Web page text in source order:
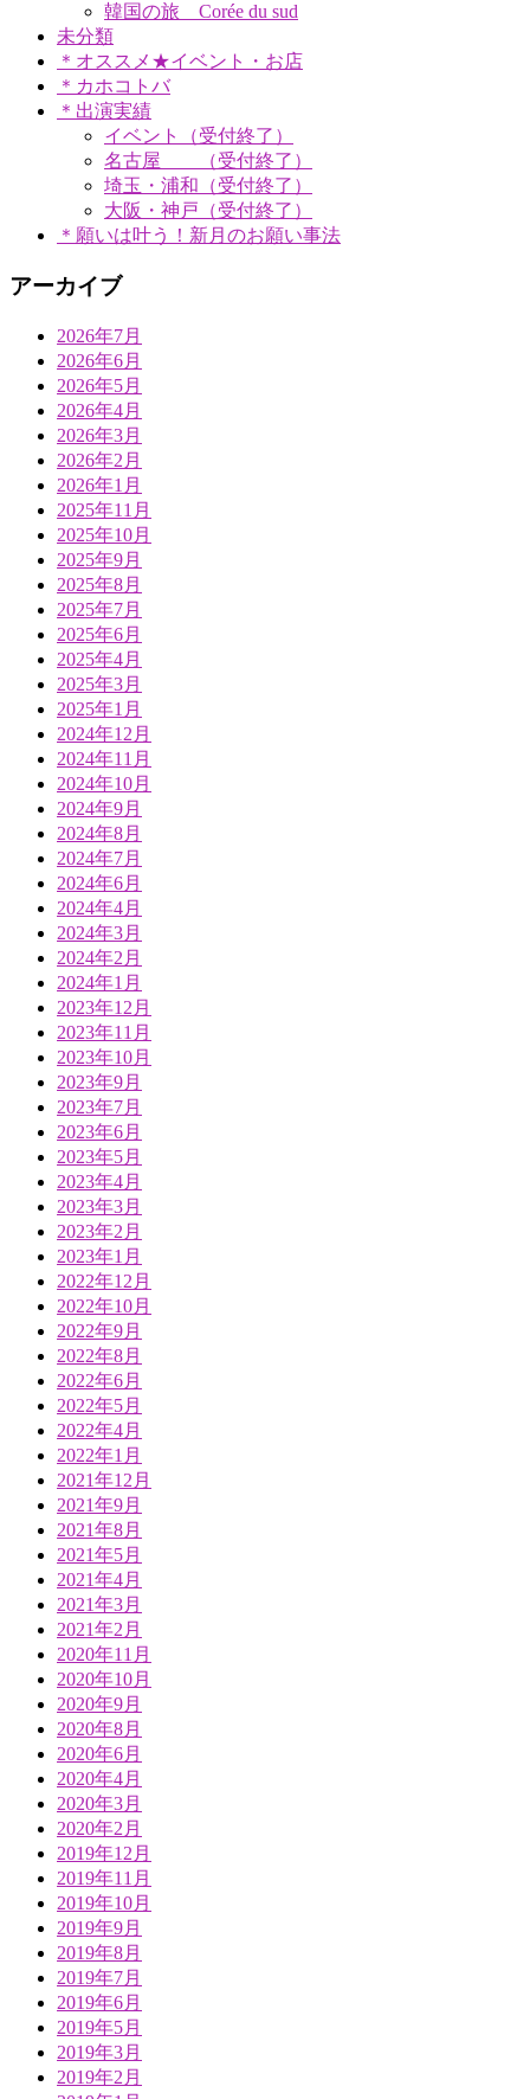
韓国の旅 Corée du sud
未分類
＊オススメ★イベント・お店
＊カホコトバ
＊出演実績
イベント（受付終了）
名古屋 （受付終了）
埼玉・浦和（受付終了）
大阪・神戸（受付終了）
＊願いは叶う！新月のお願い事法
アーカイブ
2026年7月
2026年6月
2026年5月
2026年4月
2026年3月
2026年2月
2026年1月
2025年11月
2025年10月
2025年9月
2025年8月
2025年7月
2025年6月
2025年4月
2025年3月
2025年1月
2024年12月
2024年11月
2024年10月
2024年9月
2024年8月
2024年7月
2024年6月
2024年4月
2024年3月
2024年2月
2024年1月
2023年12月
2023年11月
2023年10月
2023年9月
2023年7月
2023年6月
2023年5月
2023年4月
2023年3月
2023年2月
2023年1月
2022年12月
2022年10月
2022年9月
2022年8月
2022年6月
2022年5月
2022年4月
2022年1月
2021年12月
2021年9月
2021年8月
2021年5月
2021年4月
2021年3月
2021年2月
2020年11月
2020年10月
2020年9月
2020年8月
2020年6月
2020年4月
2020年3月
2020年2月
2019年12月
2019年11月
2019年10月
2019年9月
2019年8月
2019年7月
2019年6月
2019年5月
2019年3月
2019年2月